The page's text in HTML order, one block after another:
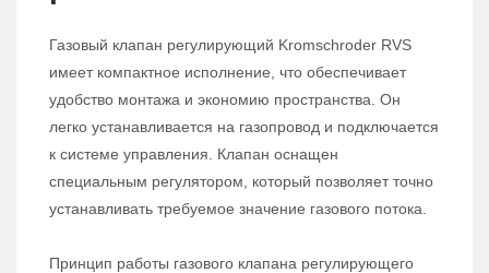
Газовый клапан регулирующий Kromschroder RVS
имеет компактное исполнение, что обеспечивает
удобство монтажа и экономию пространства. Он
легко устанавливается на газопровод и подключается
к системе управления. Клапан оснащен
специальным регулятором, который позволяет точно
устанавливать требуемое значение газового потока.
Принцип работы газового клапана регулирующего